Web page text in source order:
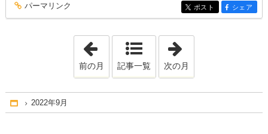
entry240
パーマリンク entry240
ポスト entry240
シェア
「2022年8月」
前の月 記事一覧 次の月
Home
2022年9月